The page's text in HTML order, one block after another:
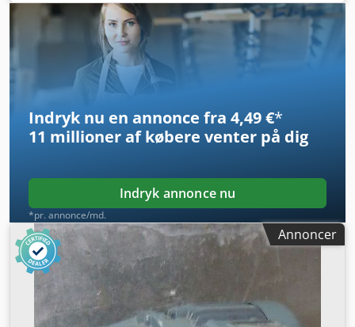
x 4 mm Elektrisk bagstop Fabrikationsår: 1987
Indryk nu en annonce fra 4,49 €*
11 millioner af købere venter på dig
Indryk annonce nu
*pr. annonce/md.
Annoncer